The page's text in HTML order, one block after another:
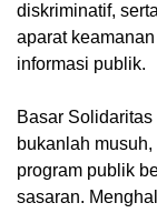
diskriminatif,
aparat
informasi publik.
Basar
bukanlah
program publik
sasaran.